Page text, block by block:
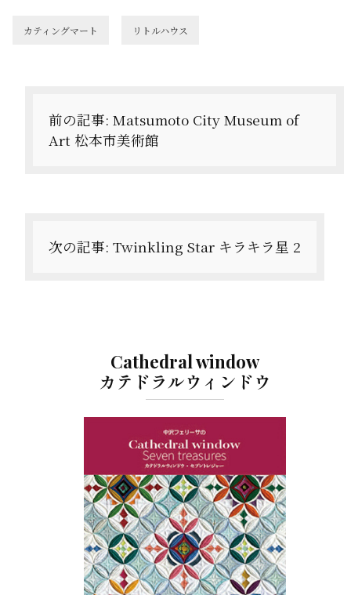
カティングマート リトルハウス
前の記事: Matsumoto City Museum of
Art 松本市美術館
次の記事: Twinkling Star キラキラ星 2
Cathedral window
カテドラルウィンドウ